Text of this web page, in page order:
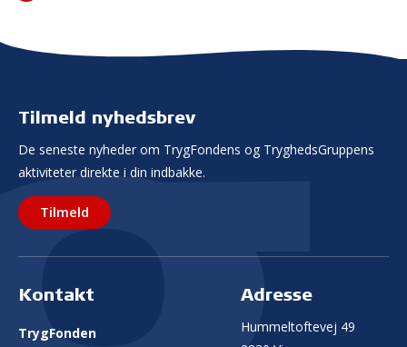
Tilmeld nyhedsbrev
De seneste nyheder om TrygFondens og TryghedsGruppens
aktiviteter direkte i din indbakke.
Tilmeld
Kontakt
TrygFonden
Adresse
Hummeltoftevej 49